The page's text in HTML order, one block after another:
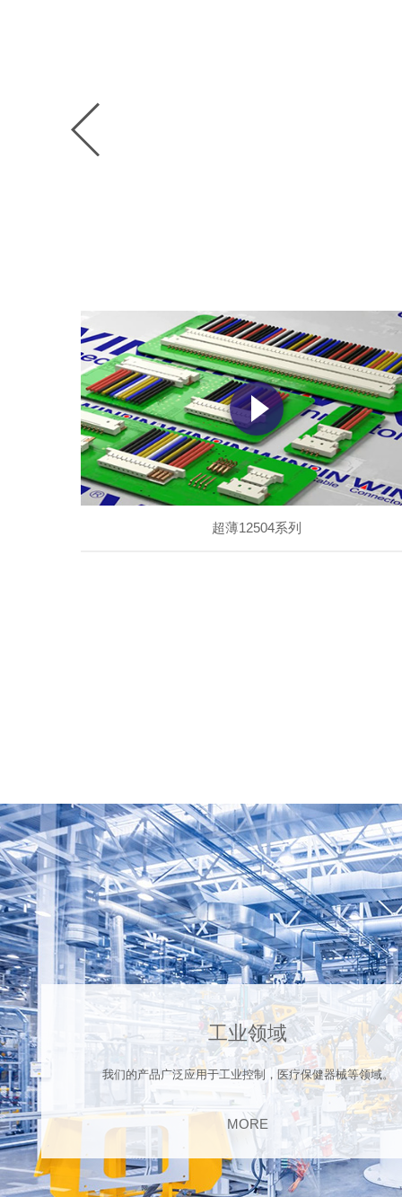
超薄12504系列
工业领域
我们的产品广泛应用于工业控制，医疗保健器械等领域。
MORE